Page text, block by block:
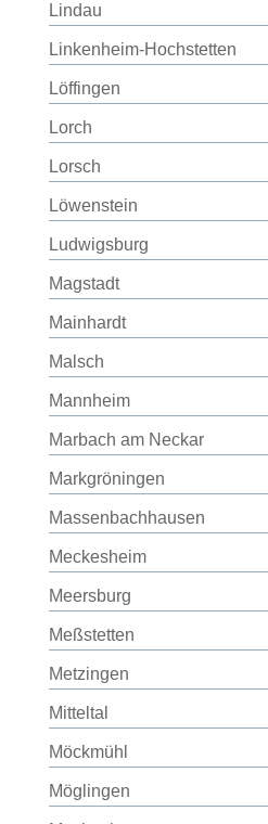
Lindau
Linkenheim-Hochstetten
Löffingen
Lorch
Lorsch
Löwenstein
Ludwigsburg
Magstadt
Mainhardt
Malsch
Mannheim
Marbach am Neckar
Markgröningen
Massenbachhausen
Meckesheim
Meersburg
Meßstetten
Metzingen
Mitteltal
Möckmühl
Möglingen